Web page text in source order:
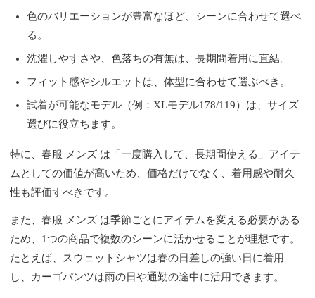
色のバリエーションが豊富なほど、シーンに合わせて選べ
る。
洗濯しやすさや、色落ちの有無は、長期間着用に直結。
フィット感やシルエットは、体型に合わせて選ぶべき。
試着が可能なモデル（例：XLモデル178/119）は、サイズ
選びに役立ちます。
特に、春服 メンズ は「一度購入して、長期間使える」アイテ
ムとしての価値が高いため、価格だけでなく、着用感や耐久
性も評価すべきです。
また、春服 メンズ は季節ごとにアイテムを変える必要がある
ため、1つの商品で複数のシーンに活かせることが理想です。
たとえば、スウェットシャツは春の日差しの強い日に着用
し、カーゴパンツは雨の日や通勤の途中に活用できます。